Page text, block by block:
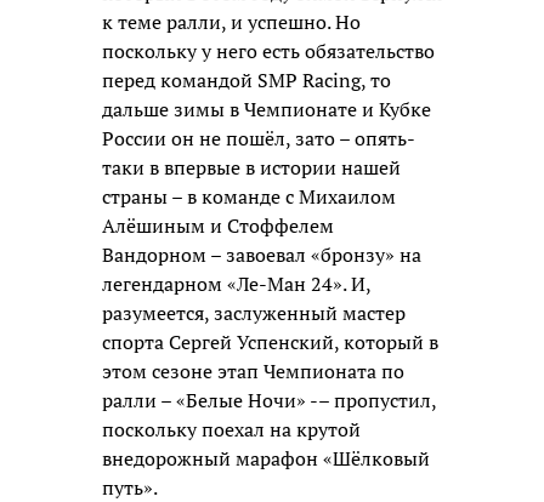
к теме ралли, и успешно. Но
поскольку у него есть обязательство
перед командой SMP Racing, то
дальше зимы в Чемпионате и Кубке
России он не пошёл, зато – опять-
таки в впервые в истории нашей
страны – в команде с Михаилом
Алёшиным и Стоффелем
Вандорном – завоевал «бронзу» на
легендарном «Ле-Ман 24». И,
разумеется, заслуженный мастер
спорта Сергей Успенский, который в
этом сезоне этап Чемпионата по
ралли – «Белые Ночи» -– пропустил,
поскольку поехал на крутой
внедорожный марафон «Шёлковый
путь».